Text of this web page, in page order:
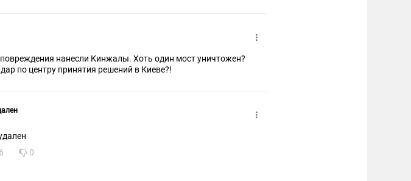
нанесли Кинжалы. Хоть один мост уничтожен?
по центру принятия решений в Киеве?!
6 0